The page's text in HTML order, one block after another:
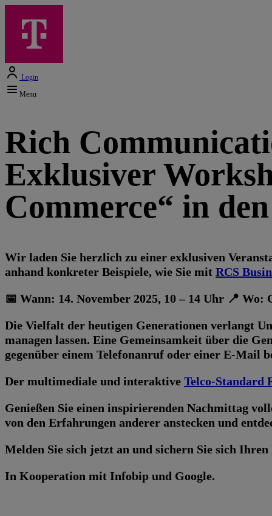
Login
Menu
Rich
Exklusiver
Commerce“ in
Wir laden Sie herzlich zu einer exklusiven
anhand konkreter Beispiele, wie Sie mit RCS
📅 Wann: 14. November 2025, 10 – 14 Uhr 📍
Die Vielfalt der heutigen Generationen verlangt
managen lassen. Eine Gemeinsamkeit über die
gegenüber einem Telefonanruf oder einer E-Mail
Der multimediale und interaktive Telco-Standard
Genießen Sie einen inspirierenden Nachmittag
von den Erfahrungen anderer anstecken und
Melden Sie sich jetzt an und sichern Sie sich
In Kooperation mit Infobip und Google.